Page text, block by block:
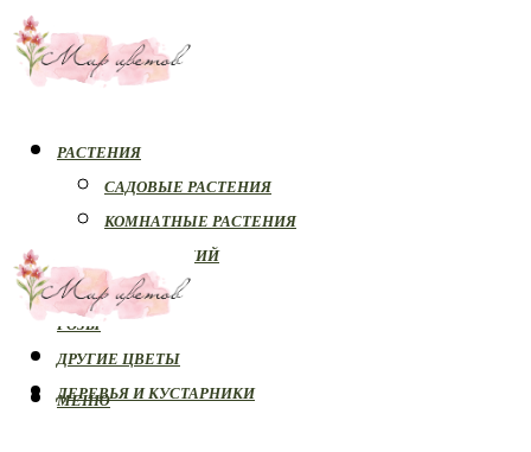
РАСТЕНИЯ
САДОВЫЕ РАСТЕНИЯ
КОМНАТНЫЕ РАСТЕНИЯ
БОЛЕЗНИ РАСТЕНИЙ
ОРХИДЕИ
РОЗЫ
ДРУГИЕ ЦВЕТЫ
ДЕРЕВЬЯ И КУСТАРНИКИ
МЕНЮ